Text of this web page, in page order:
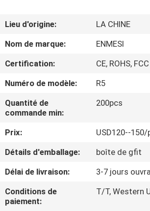
SUJET
DE
NOUS
VISITE
D'USINE
CONTRÔLE
DE
QUALITÉ
NOUVELLES
Lieu d'origine:
LA CHINE
Nom de marque:
ENMESI
Certification:
CE, ROHS, FCC
Numéro de modèle:
R5
Quantité de
commande min:
200pcs
Prix:
USD120--150/
Détails d'emballage:
boîte de gfit
Délai de livraison:
3-7 jours
Conditions de
paiement:
T/T, Western